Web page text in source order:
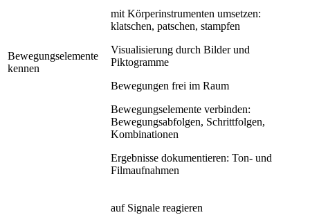
Bewegungselemente
kennen
mit Körperinstrumenten umsetzen:
klatschen, patschen, stampfen
Visualisierung durch Bilder und
Piktogramme
Bewegungen frei im Raum
Bewegungselemente verbinden:
Bewegungsabfolgen, Schrittfolgen,
Kombinationen
Ergebnisse dokumentieren: Ton- und
Filmaufnahmen
auf Signale reagieren